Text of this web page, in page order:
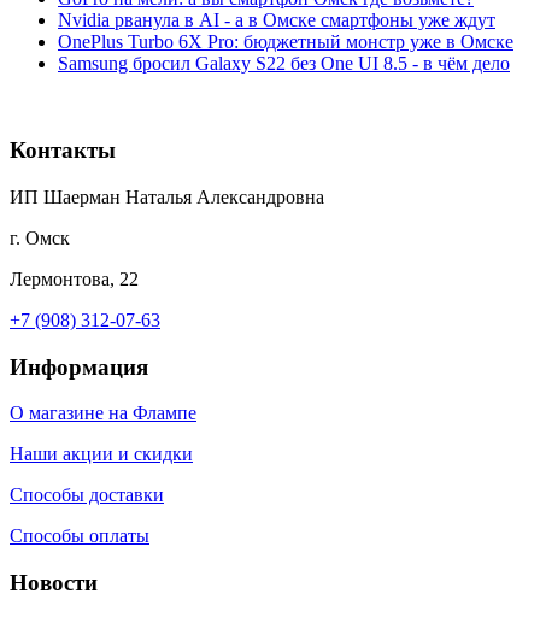
Nvidia рванула в AI - а в Омске смартфоны уже ждут
OnePlus Turbo 6X Pro: бюджетный монстр уже в Омске
Samsung бросил Galaxy S22 без One UI 8.5 - в чём дело
Контакты
ИП Шаерман Наталья Александровна
г. Омск
Лермонтова, 22
+7 (908) 312-07-63
Информация
О магазине на Флампе
Наши акции и скидки
Способы доставки
Способы оплаты
Новости